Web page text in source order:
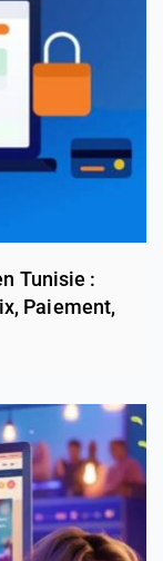
Tunisie :
Paiement,